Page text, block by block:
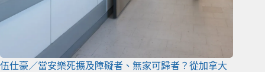
伍仕豪／當安樂死擴及障礙者、無家可歸者？從加拿大